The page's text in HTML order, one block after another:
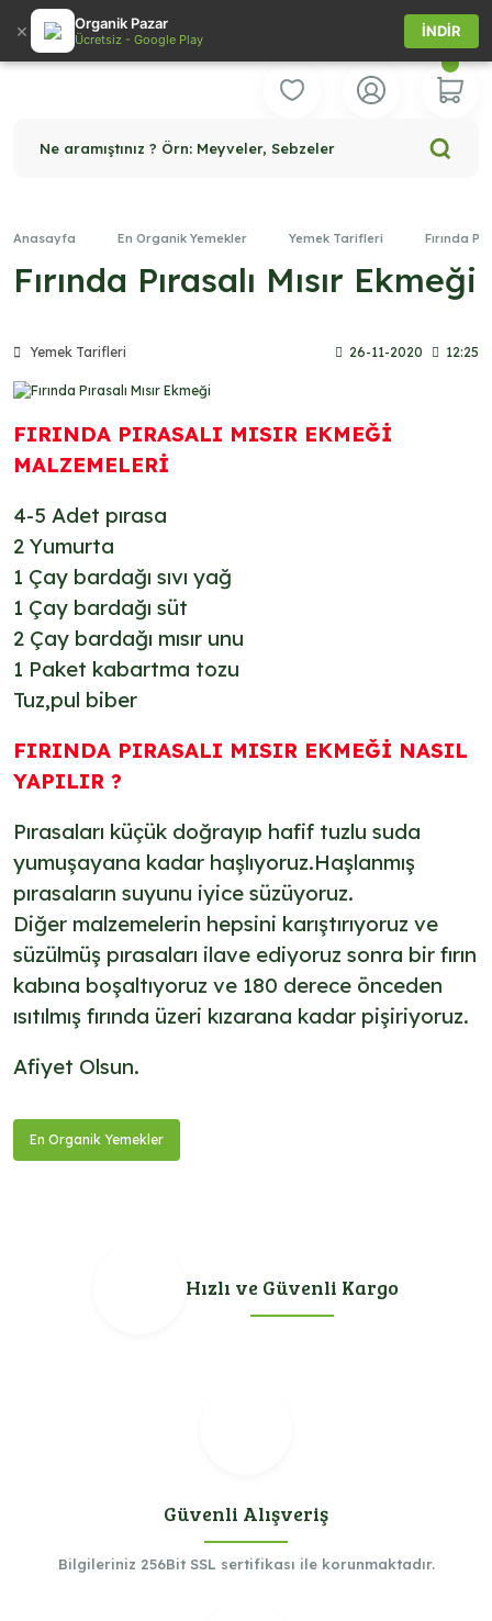
Ne aramıştınız ? Örn: Meyveler, Sebzeler
Anasayfa En Organik Yemekler Yemek Tarifleri Fırında
Fırında Pırasalı Mısır Ekmeği
Yemek Tarifleri 26-11-2020 12:25
FIRINDA PIRASALI MISIR EKMEĞİ
MALZEMELERİ
4-5 Adet pırasa
2 Yumurta
1 Çay bardağı sıvı yağ
1 Çay bardağı süt
2 Çay bardağı mısır unu
1 Paket kabartma tozu
Tuz,pul biber
FIRINDA PIRASALI MISIR EKMEĞİ NASIL
YAPILIR ?
Pırasaları küçük doğrayıp hafif tuzlu suda
yumuşayana kadar haşlıyoruz.Haşlanmış
pırasaların suyunu iyice süzüyoruz.
Diğer malzemelerin hepsini karıştırıyoruz ve
süzülmüş pırasaları ilave ediyoruz sonra bir fırın
kabına boşaltıyoruz ve 180 derece önceden
ısıtılmış fırında üzeri kızarana kadar pişiriyoruz.
Afiyet Olsun.
En Organik Yemekler
Hızlı ve Güvenli Kargo
Güvenli Alışveriş
Bilgileriniz 256Bit SSL sertifikası ile korunmaktadır.
× Organik Pazar
Ücretsiz - Google Play
İNDİR